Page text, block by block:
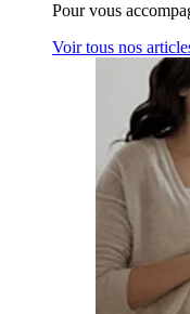
Pour vous
Voir tous nos